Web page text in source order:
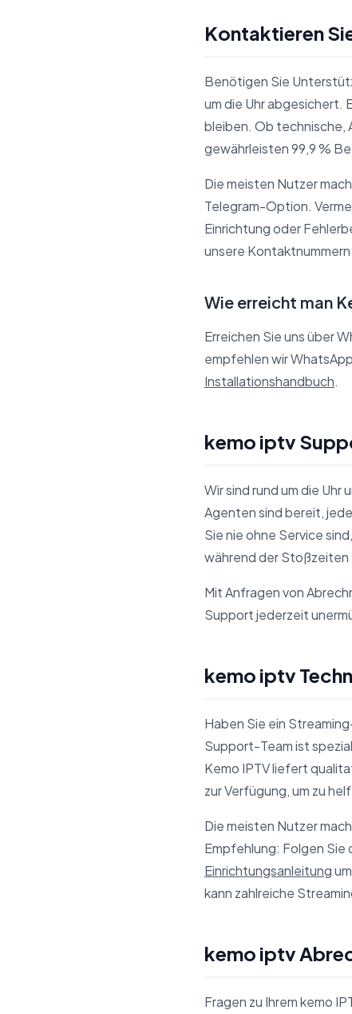
Kontaktieren
Benötigen Sie
um die Uhr abgesichert.
bleiben. Ob technische,
gewährleisten 99,9 %
Die meisten Nutzer
Telegram-Option.
Einrichtung oder
unsere
Wie erreicht man
Erreichen Sie uns über
empfehlen wir
Installationshandbuch.
kemo iptv
Wir sind rund um die
Agenten sind bereit,
Sie nie ohne Service
während der Stoßzeiten
Mit Anfragen von
Support jederzeit
kemo iptv
Haben Sie ein
Support-Team ist
Kemo IPTV liefert
zur Verfügung, um zu
Die meisten Nutzer
Empfehlung: Folgen Sie
Einrichtungsanleitung
kann zahlreiche
kemo iptv
Fragen zu Ihrem kemo